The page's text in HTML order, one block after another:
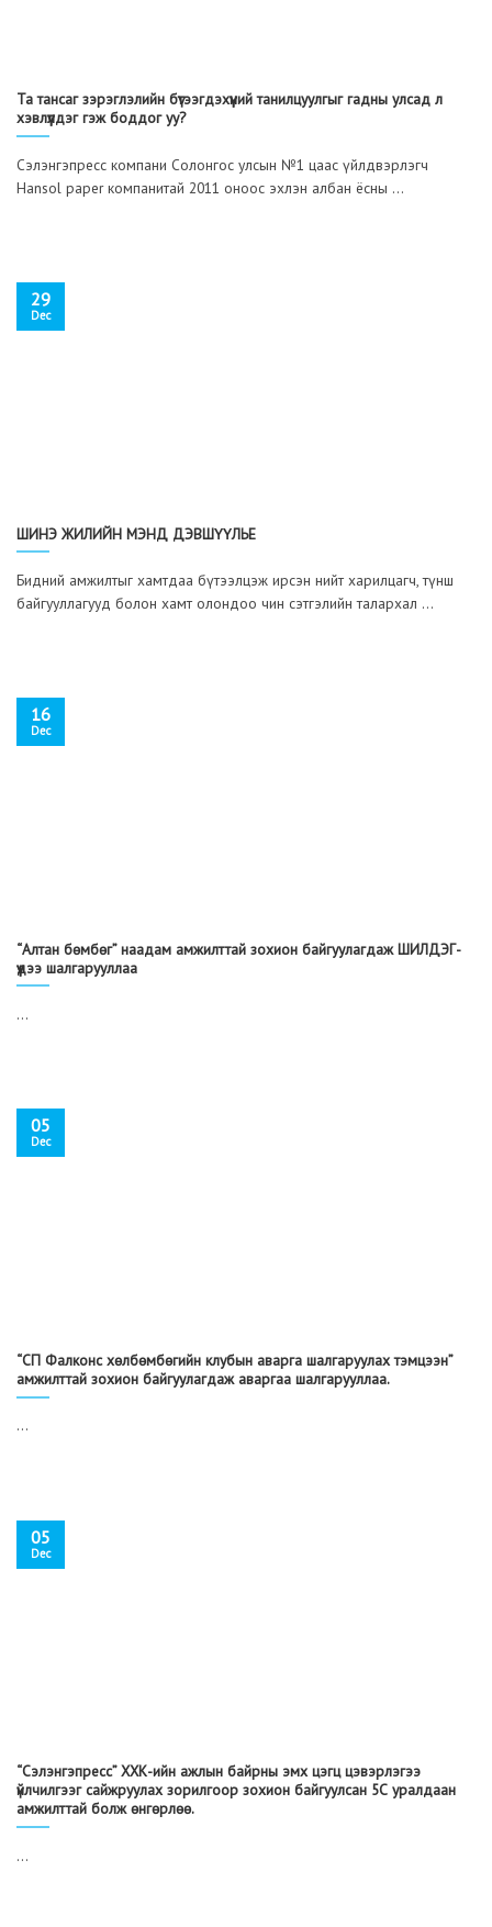
Та тансаг зэрэглэлийн бүтээгдэхүүний танилцуулгыг гадны улсад л
хэвлүүлдэг гэж боддог уу?
Сэлэнгэпресс компани Солонгос улсын №1 цаас үйлдвэрлэгч
Hansol paper компанитай 2011 оноос эхлэн албан ёсны ...
ШИНЭ ЖИЛИЙН МЭНД ДЭВШҮҮЛЬЕ
Бидний амжилтыг хамтдаа бүтээлцэж ирсэн нийт харилцагч, түнш
байгууллагууд болон хамт олондоо чин сэтгэлийн талархал ...
29
Dec
“Алтан бөмбөг” наадам амжилттай зохион байгуулагдаж ШИЛДЭГ-
үүдээ шалгарууллаа
...
16
Dec
“СП Фалконс хөлбөмбөгийн клубын аварга шалгаруулах тэмцээн”
амжилттай зохион байгуулагдаж аваргаа шалгарууллаа.
...
05
Dec
“Сэлэнгэпресс” ХХК-ийн ажлын байрны эмх цэгц цэвэрлэгээ
үйлчилгээг сайжруулах зорилгоор зохион байгуулсан 5С уралдаан
амжилттай болж өнгөрлөө.
...
05
Dec